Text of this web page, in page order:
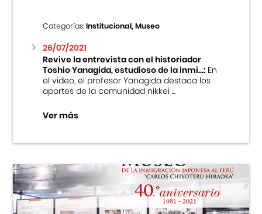
Categorías:Institucional, Museo
26/07/2021
Revive la entrevista con el historiador
Toshio Yanagida, estudioso de la inmi...:En
el video, el profesor Yanagida destaca los
aportes de la comunidad nikkei ...
Ver más